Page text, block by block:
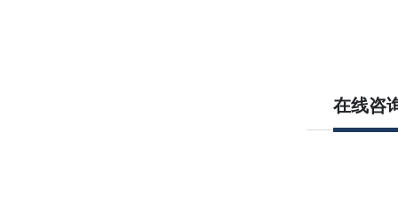
在线咨